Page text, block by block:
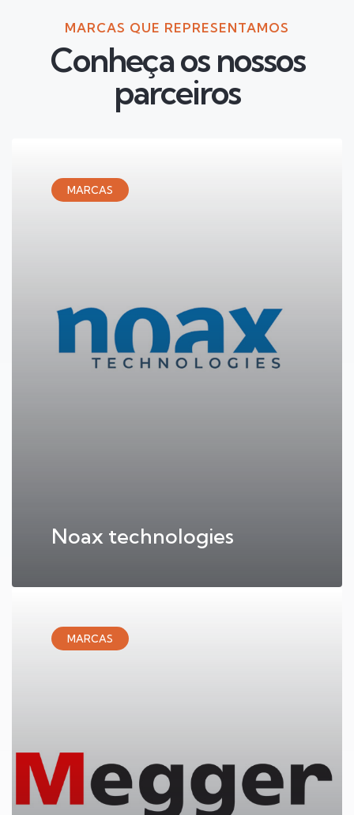
MARCAS QUE REPRESENTAMOS
Conheça os nossos
parceiros
MARCAS
Noax technologies
MARCAS